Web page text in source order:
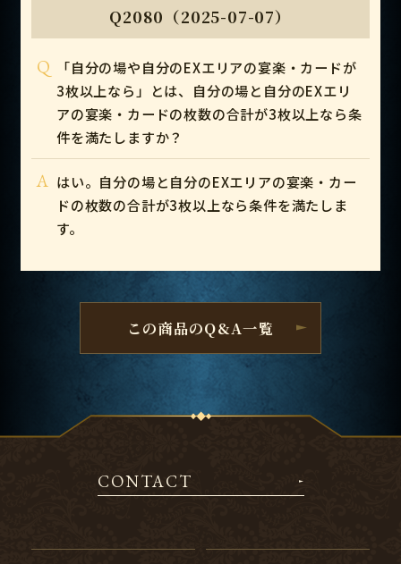
Q2080（2025-07-07）
Q
「自分の場や自分のEXエリアの宴楽・カードが
3枚以上なら」とは、自分の場と自分のEXエリ
アの宴楽・カードの枚数の合計が3枚以上なら条
件を満たしますか？
A はい。自分の場と自分のEXエリアの宴楽・カー
ドの枚数の合計が3枚以上なら条件を満たしま
す。
この商品のQ&A一覧
CONTACT